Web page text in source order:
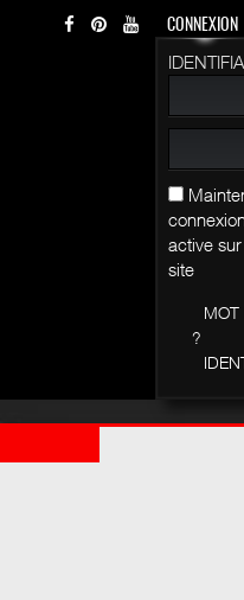
CONNEXION
active
site
MOT
?